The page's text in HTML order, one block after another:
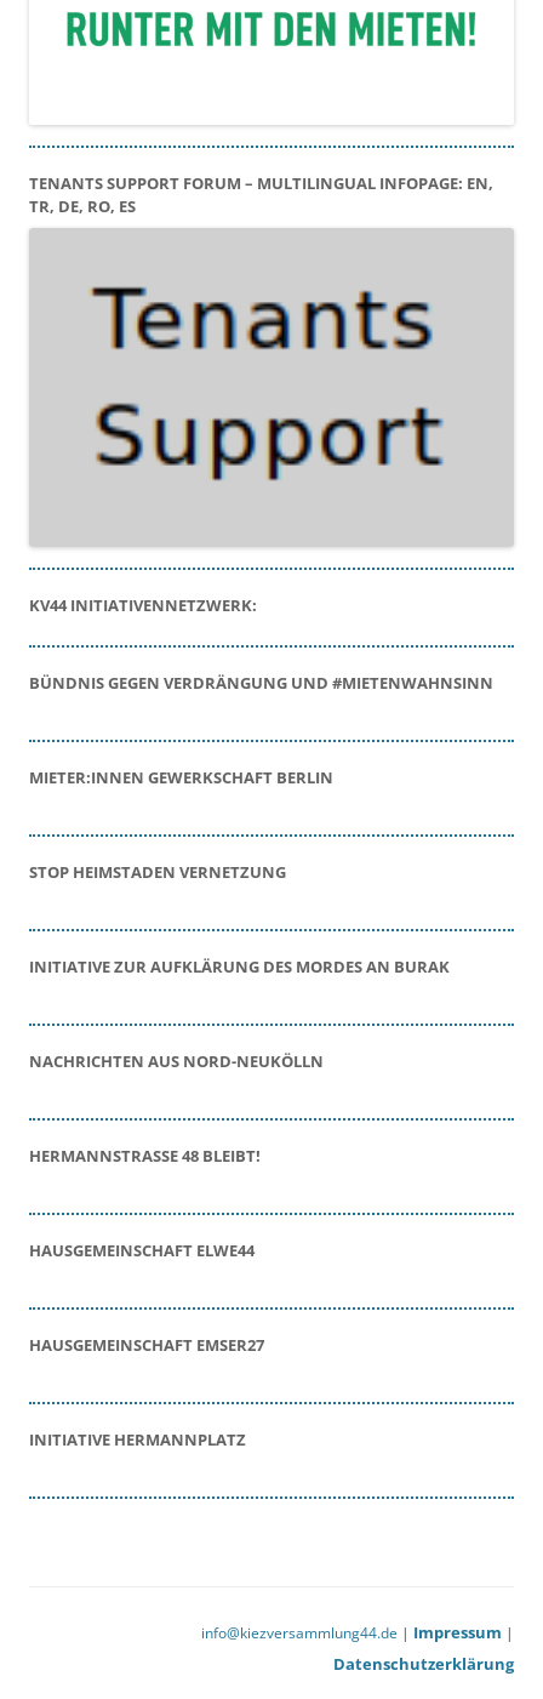
TENANTS SUPPORT FORUM – MULTILINGUAL INFOPAGE: EN,
TR, DE, RO, ES
KV44 INITIATIVENNETZWERK:
BÜNDNIS GEGEN VERDRÄNGUNG UND #MIETENWAHNSINN
MIETER:INNEN GEWERKSCHAFT BERLIN
STOP HEIMSTADEN VERNETZUNG
INITIATIVE ZUR AUFKLÄRUNG DES MORDES AN BURAK
NACHRICHTEN AUS NORD-NEUKÖLLN
HERMANNSTRASSE 48 BLEIBT!
HAUSGEMEINSCHAFT ELWE44
HAUSGEMEINSCHAFT EMSER27
INITIATIVE HERMANNPLATZ
info@kiezversammlung44.de | Impressum |
Datenschutzerklärung